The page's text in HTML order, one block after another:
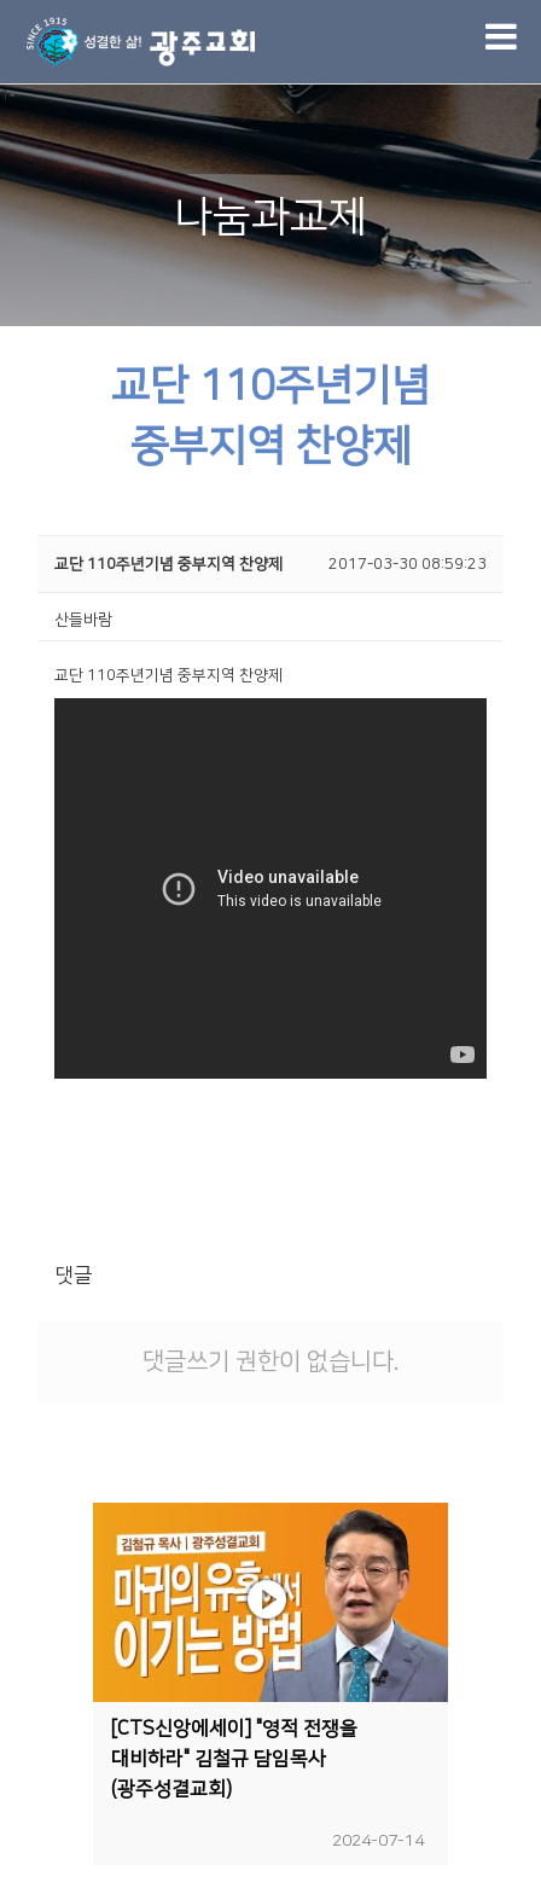
1
나눔과교제
교단 110주년기념
중부지역 찬양제
교단 110주년기념 중부지역 찬양제 2017-03-30 08:59:23
산들바람
교단 110주년기념 중부지역 찬양제
댓글
댓글쓰기 권한이 없습니다.
[CTS신앙에세이] "영적 전쟁을
대비하라" 김철규 담임목사
(광주성결교회)
2024-07-14